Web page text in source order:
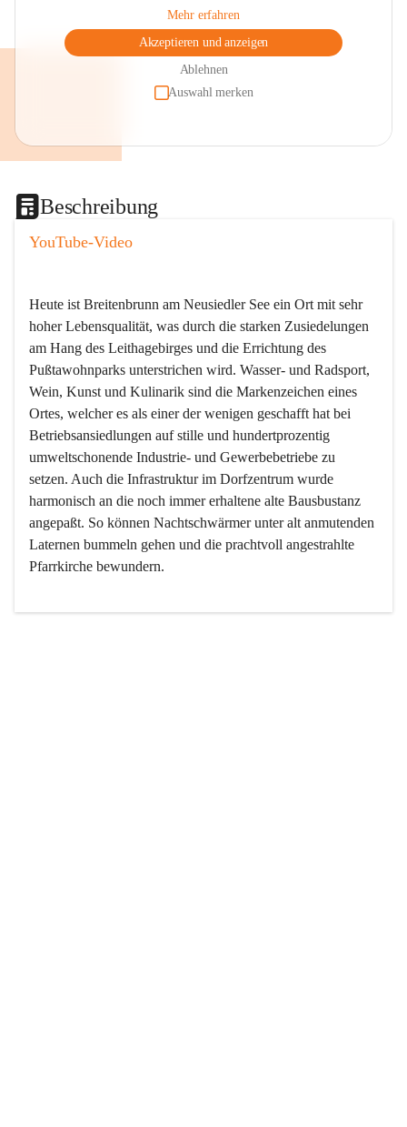
Mehr erfahren
Akzeptieren und anzeigen
Ablehnen
Auswahl merken
Beschreibung
YouTube-Video
Heute ist Breitenbrunn am Neusiedler See ein Ort mit sehr
hoher Lebensqualität, was durch die starken Zusiedelungen
am Hang des Leithagebirges und die Errichtung des
Pußtawohnparks unterstrichen wird. Wasser- und Radsport,
Wein, Kunst und Kulinarik sind die Markenzeichen eines
Ortes, welcher es als einer der wenigen geschafft hat bei
Betriebsansiedlungen auf stille und hundertprozentig
umweltschonende Industrie- und Gewerbebetriebe zu
setzen. Auch die Infrastruktur im Dorfzentrum wurde
harmonisch an die noch immer erhaltene alte Bausbustanz
angepaßt. So können Nachtschwärmer unter alt anmutenden
Laternen bummeln gehen und die prachtvoll angestrahlte
Pfarrkirche bewundern.
Der Weinbau dominert heute nicht mehr, ist aber integrativer